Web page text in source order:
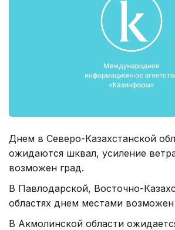
Днем в Северо-Казахстанской
ожидаются шквал, усиление
возможен град.
В Павлодарской, Восточно-
областях днем местами возможен
В Акмолинской области